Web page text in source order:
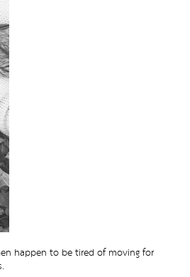
happen to be tired of moving for